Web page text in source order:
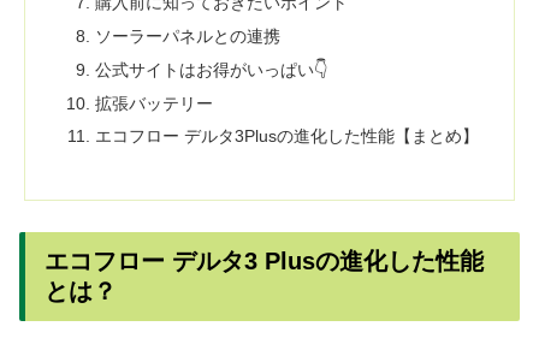
ソーラーパネルとの連携
公式サイトはお得がいっぱい👇
拡張バッテリー
エコフロー デルタ3Plusの進化した性能【まとめ】
エコフロー デルタ3 Plusの進化した性能
とは？